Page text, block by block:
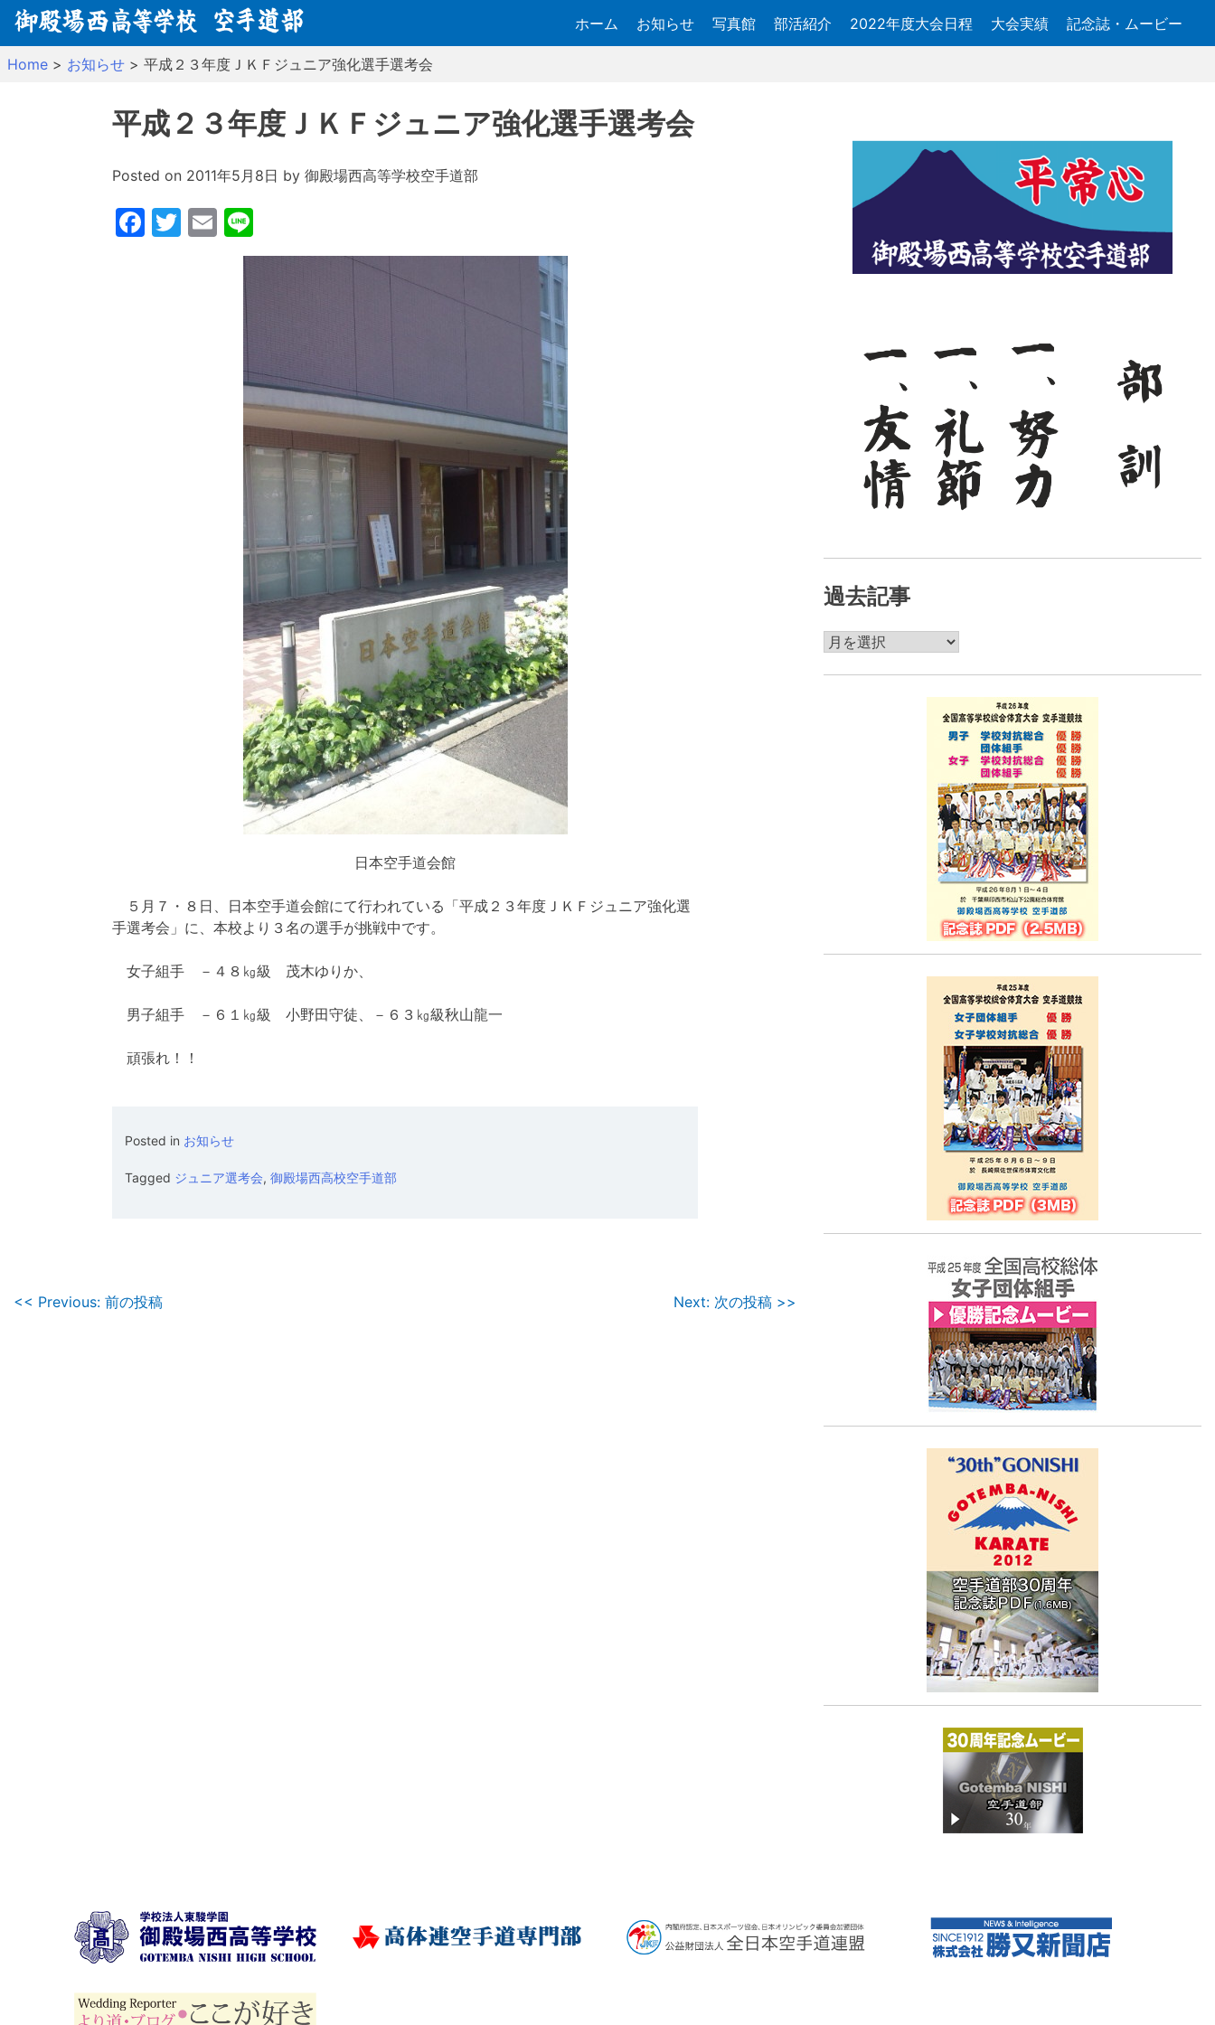
Skip
ホーム お知らせ 写真館 部活紹介 2022年度大会日程 大会実績 記念誌・ムービー
Home > お知らせ > 平成２３年度ＪＫＦジュニア強化選手選考会
平成２３年度ＪＫＦジュニア強化選手選考会
Posted on 2011年5月8日 by 御殿場西高等学校空手道部
Facebook
Twitter
Email
日本空手道会館
５月７・８日、日本空手道会館にて行われている「平成２３年度ＪＫＦジュニア強化選
手選考会」に、本校より３名の選手が挑戦中です。
女子組手 －４８㎏級 茂木ゆりか、
男子組手 －６１㎏級 小野田守徒、－６３㎏級秋山龍一
頑張れ！！
Posted in お知らせ
Tagged ジュニア選考会, 御殿場西高校空手道部
投
<< Previous: 前の投稿 Next: 次の投稿 >>
過去記事
過